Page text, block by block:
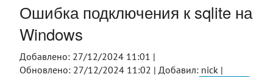
Ошибка подключения к sqlite на
Windows
Добавлено: 27/12/2024 11:01 |
Обновлено: 27/12/2024 11:02 | Добавил: nick |